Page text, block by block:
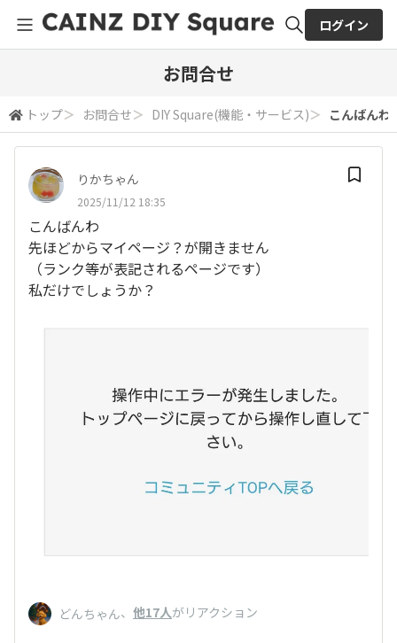
検索
ログイン
お問合せ
トップ＞ お問合せ＞ DIY Square(機能・サービス)＞ こんばんわ
りかちゃん
2025/11/12 18:35
こんばんわ
先ほどからマイページ？が開きません
（ランク等が表記されるページです）
私だけでしょうか？
どんちゃん、 他17人がリアクション